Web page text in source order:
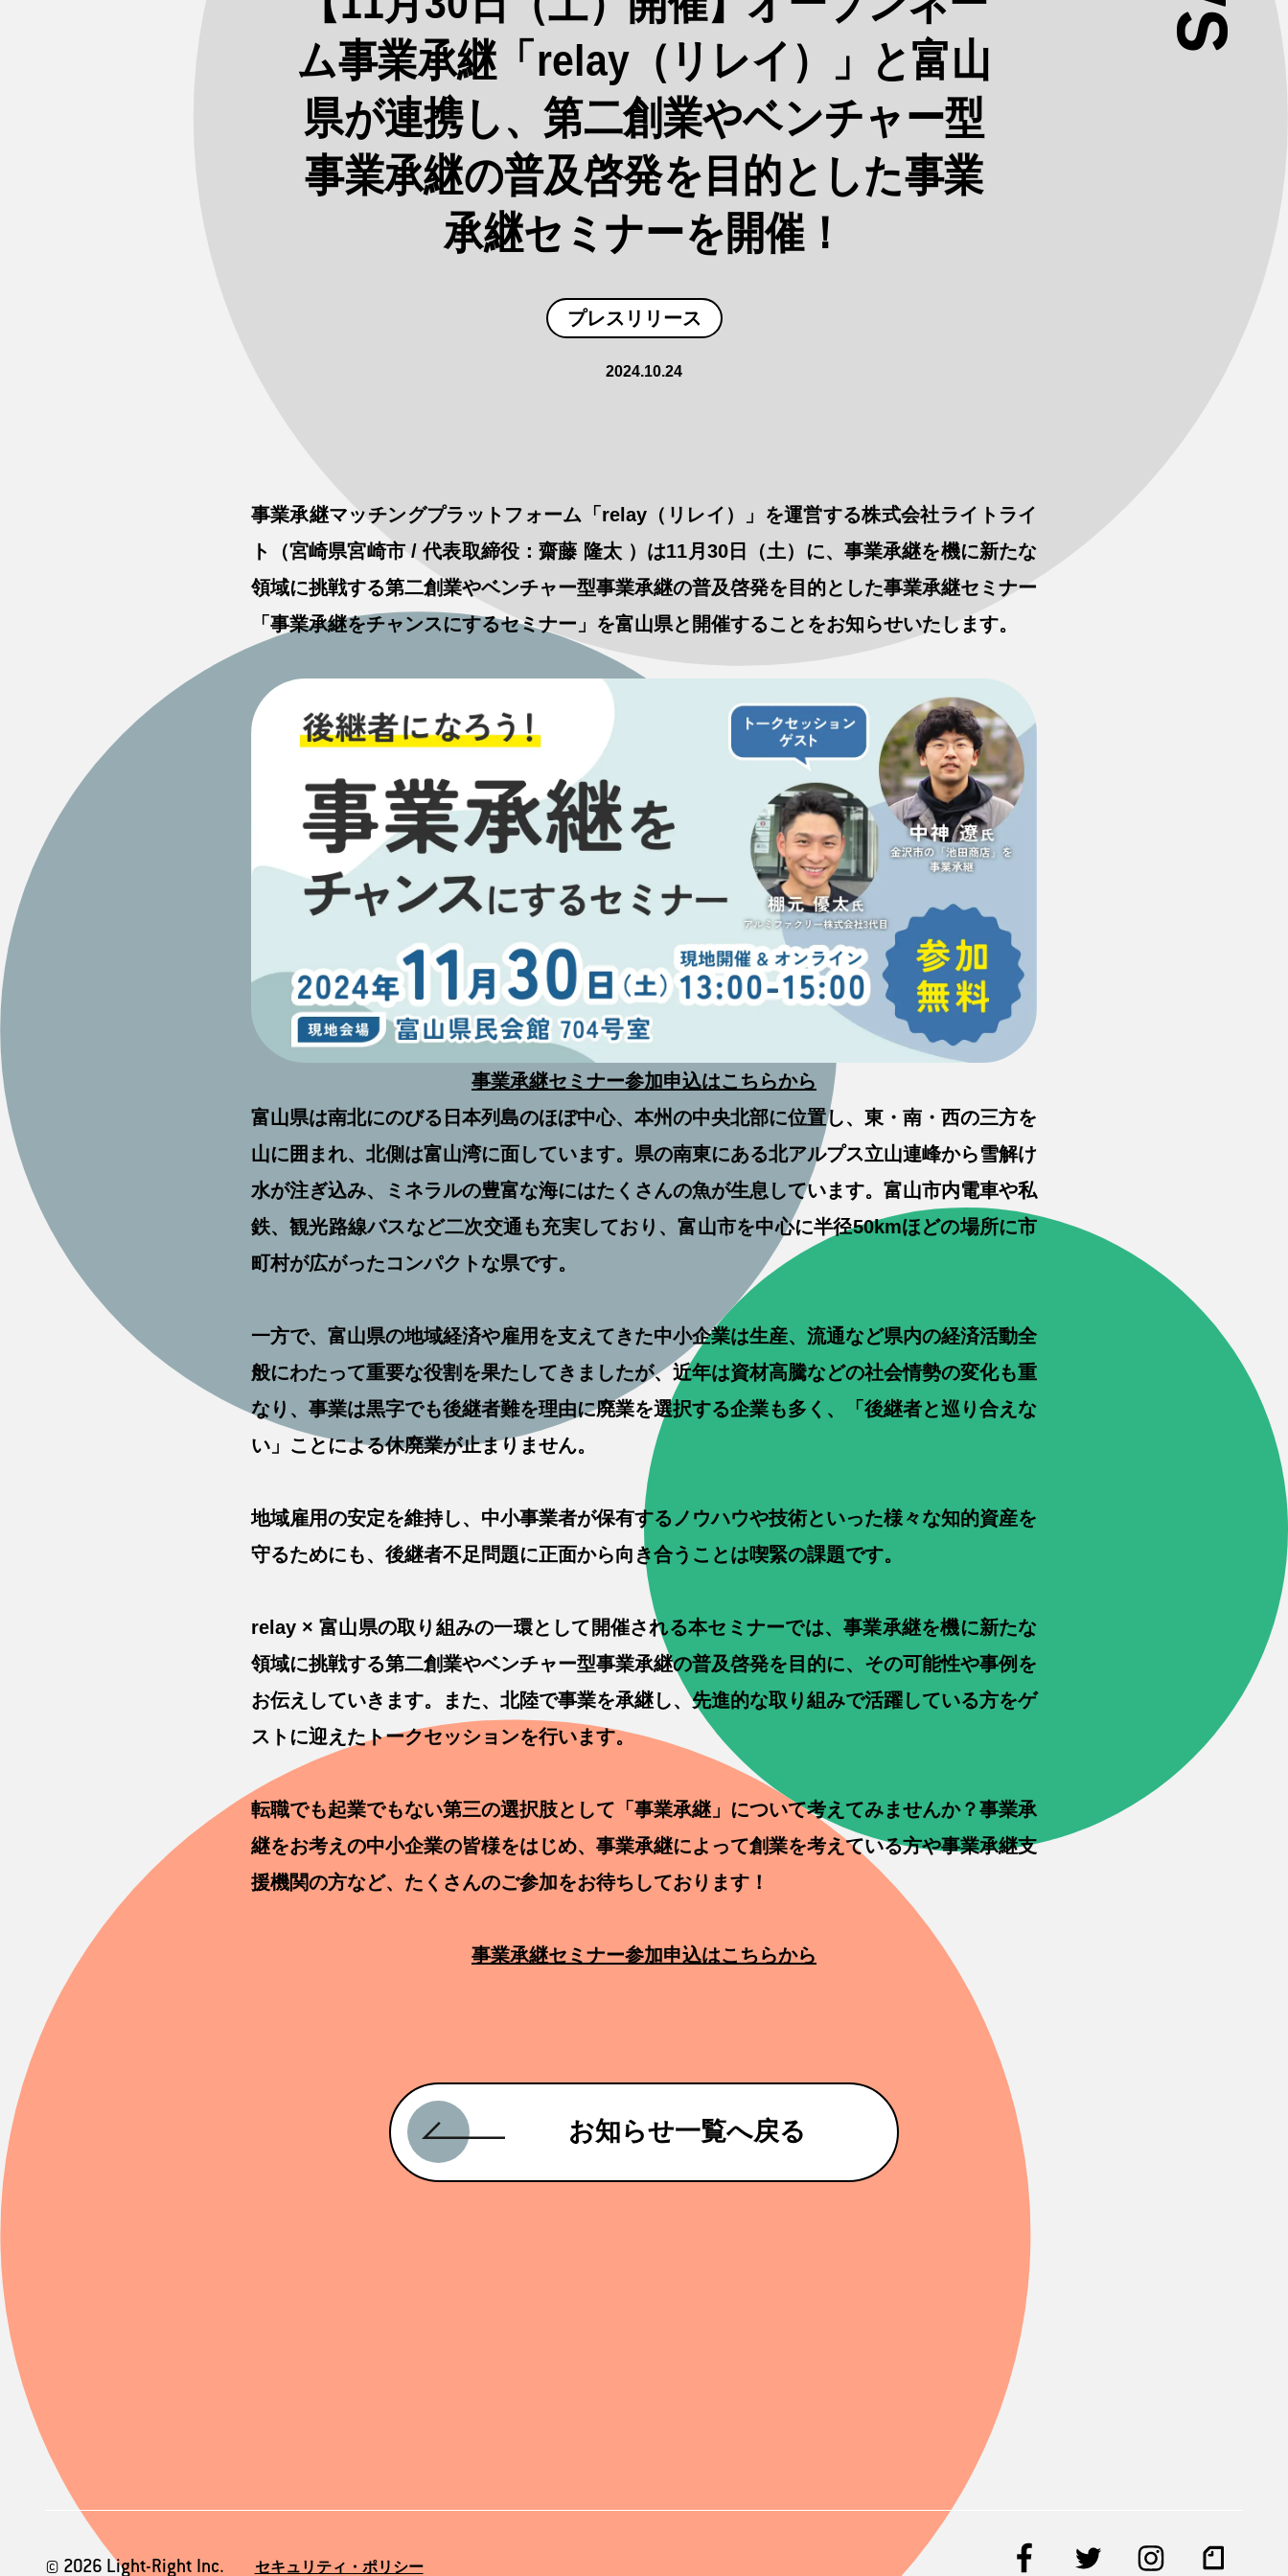
ム事業承継「relay（リレイ）」と富山
県が連携し、第二創業やベンチャー型
事業承継の普及啓発を目的とした事業
承継セミナーを開催！
プレスリリース
2024.10.24
事業承継マッチングプラットフォーム「relay（リレイ）」を運営する株式会社ライトライ
ト（宮崎県宮崎市 / 代表取締役：齋藤 隆太 ）は11月30日（土）に、事業承継を機に新たな
領域に挑戦する第二創業やベンチャー型事業承継の普及啓発を目的とした事業承継セミナー
「事業承継をチャンスにするセミナー」を富山県と開催することをお知らせいたします。
事業承継セミナー参加申込はこちらから
富山県は南北にのびる日本列島のほぼ中心、本州の中央北部に位置し、東・南・西の三方を
山に囲まれ、北側は富山湾に面しています。県の南東にある北アルプス立山連峰から雪解け
水が注ぎ込み、ミネラルの豊富な海にはたくさんの魚が生息しています。富山市内電車や私
鉄、観光路線バスなど二次交通も充実しており、富山市を中心に半径50kmほどの場所に市
町村が広がったコンパクトな県です。
一方で、富山県の地域経済や雇用を支えてきた中小企業は生産、流通など県内の経済活動全
般にわたって重要な役割を果たしてきましたが、近年は資材高騰などの社会情勢の変化も重
なり、事業は黒字でも後継者難を理由に廃業を選択する企業も多く、「後継者と巡り合えな
い」ことによる休廃業が止まりません。
地域雇用の安定を維持し、中小事業者が保有するノウハウや技術といった様々な知的資産を
守るためにも、後継者不足問題に正面から向き合うことは喫緊の課題です。
relay × 富山県の取り組みの一環として開催される本セミナーでは、事業承継を機に新たな
領域に挑戦する第二創業やベンチャー型事業承継の普及啓発を目的に、その可能性や事例を
お伝えしていきます。また、北陸で事業を承継し、先進的な取り組みで活躍している方をゲ
ストに迎えたトークセッションを行います。
転職でも起業でもない第三の選択肢として「事業承継」について考えてみませんか？事業承
継をお考えの中小企業の皆様をはじめ、事業承継によって創業を考えている方や事業承継支
援機関の方など、たくさんのご参加をお待ちしております！
事業承継セミナー参加申込はこちらから
お知らせ一覧へ戻る
© 2026 Light-Right Inc. セキュリティ・ポリシー